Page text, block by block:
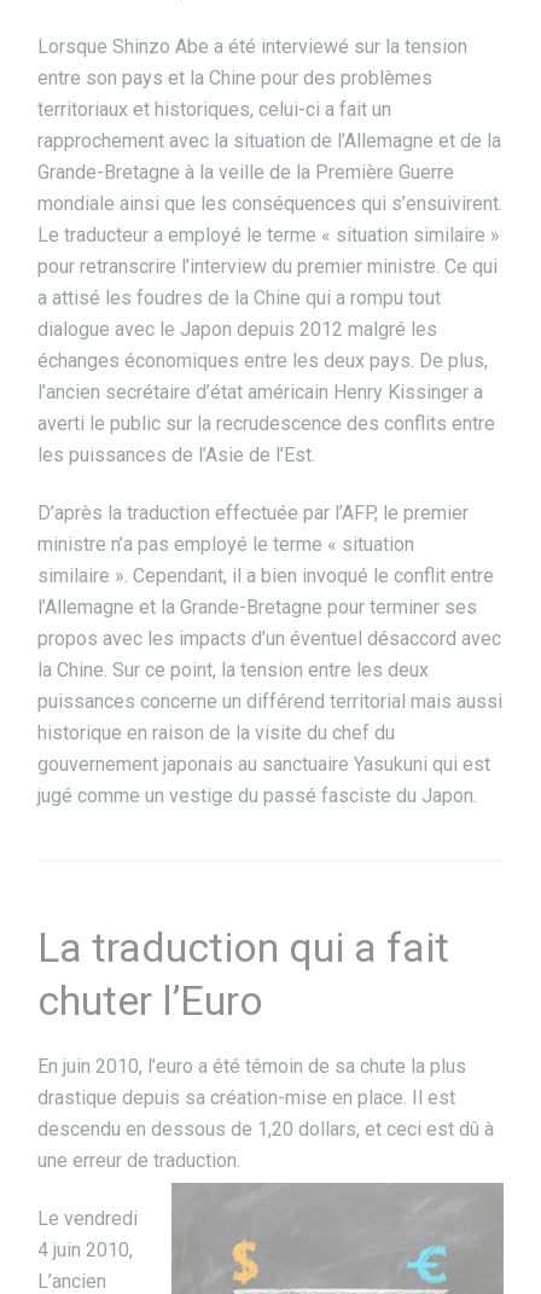
Lorsque Shinzo Abe a été interviewé sur la tension
entre son pays et la Chine pour des problèmes
territoriaux et historiques, celui-ci a fait un
rapprochement avec la situation de l’Allemagne et de la
Grande-Bretagne à la veille de la Première Guerre
mondiale ainsi que les conséquences qui s’ensuivirent.
Le traducteur a employé le terme « situation similaire »
pour retranscrire l’interview du premier ministre. Ce qui
a attisé les foudres de la Chine qui a rompu tout
dialogue avec le Japon depuis 2012 malgré les
échanges économiques entre les deux pays. De plus,
l’ancien secrétaire d’état américain Henry Kissinger a
averti le public sur la recrudescence des conflits entre
les puissances de l’Asie de l’Est.
D’après la traduction effectuée par l’AFP, le premier
ministre n’a pas employé le terme « situation
similaire ». Cependant, il a bien invoqué le conflit entre
l’Allemagne et la Grande-Bretagne pour terminer ses
propos avec les impacts d’un éventuel désaccord avec
la Chine. Sur ce point, la tension entre les deux
puissances concerne un différend territorial mais aussi
historique en raison de la visite du chef du
gouvernement japonais au sanctuaire Yasukuni qui est
jugé comme un vestige du passé fasciste du Japon.
La traduction qui a fait
chuter l’Euro
En juin 2010, l’euro a été témoin de sa chute la plus
drastique depuis sa création-mise en place. Il est
descendu en dessous de 1,20 dollars, et ceci est dû à
une erreur de traduction.
Le vendredi
4 juin 2010,
L’ancien